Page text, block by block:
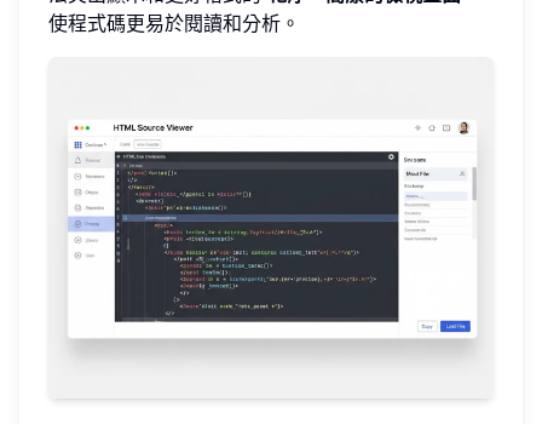
使程式碼更易於閱讀和分析。